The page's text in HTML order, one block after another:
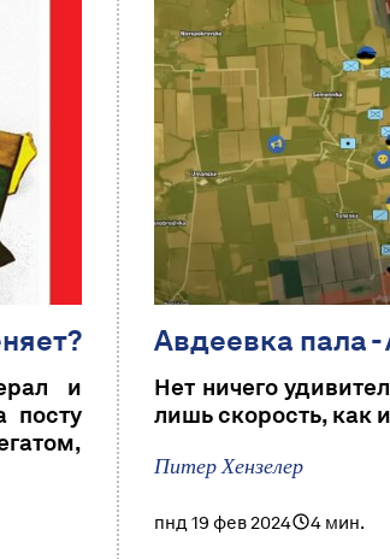
и
посту
Авдеевка пала -
Нет ничего
лишь скорость, как
Питер Хензелер
пнд 19 фев 2024 4 мин.